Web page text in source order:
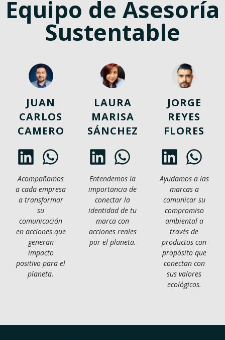
Equipo de Asesoría
Sustentable
JUAN
CARLOS
CAMERO
Acompañamos
a cada empresa
a transformar
su
comunicación
en acciones que
generan
impacto
positivo para el
planeta.
LAURA
MARISA
SÁNCHEZ
Entendemos la
importancia de
conectar la
identidad de tu
marca con
acciones reales
por el planeta.
JORGE
REYES
FLORES
Ayudamos a las
marcas a
comunicar su
compromiso
ambiental a
través de
productos con
propósito que
conectan con
sus valores
ecológicos.